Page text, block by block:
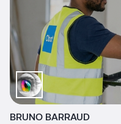
BRUNO BARRAUD